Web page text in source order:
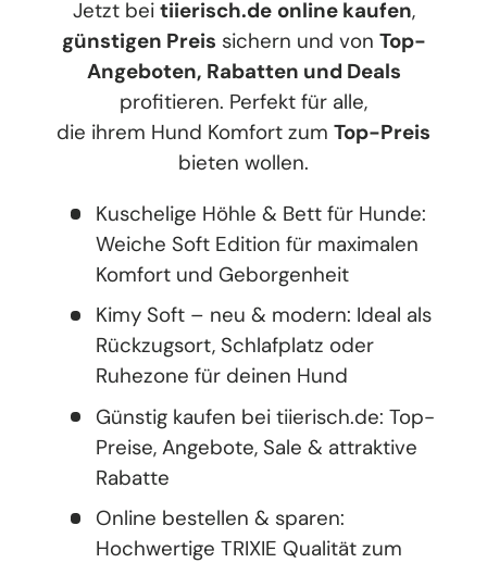
Jetzt bei tiierisch.de online kaufen,
günstigen Preis sichern und von Top-
Angeboten, Rabatten und Deals
profitieren. Perfekt für alle,
die ihrem Hund Komfort zum Top-Preis
bieten wollen.
Kuschelige Höhle & Bett für Hunde:
Weiche Soft Edition für maximalen
Komfort und Geborgenheit
Kimy Soft – neu & modern: Ideal als
Rückzugsort, Schlafplatz oder
Ruhezone für deinen Hund
Günstig kaufen bei tiierisch.de: Top-
Preise, Angebote, Sale & attraktive
Rabatte
Online bestellen & sparen:
Hochwertige TRIXIE Qualität zum